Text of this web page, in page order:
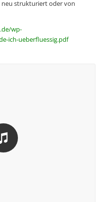
neu strukturiert oder von
wp-
ich-ueberfluessig.pdf